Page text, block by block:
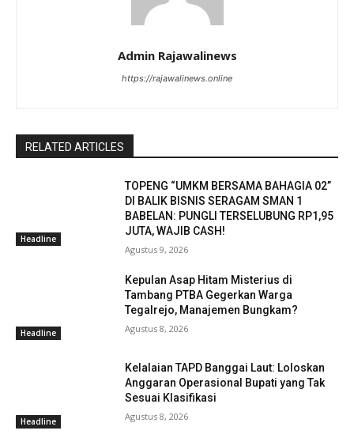
Admin Rajawalinews
https://rajawalinews.online
RELATED ARTICLES
Headline
TOPENG “UMKM BERSAMA BAHAGIA 02”
DI BALIK BISNIS SERAGAM SMAN 1
BABELAN: PUNGLI TERSELUBUNG RP1,95
JUTA, WAJIB CASH!
Agustus 9, 2026
Headline
Kepulan Asap Hitam Misterius di
Tambang PTBA Gegerkan Warga
Tegalrejo, Manajemen Bungkam?
Agustus 8, 2026
Headline
Kelalaian TAPD Banggai Laut: Loloskan
Anggaran Operasional Bupati yang Tak
Sesuai Klasifikasi
Agustus 8, 2026